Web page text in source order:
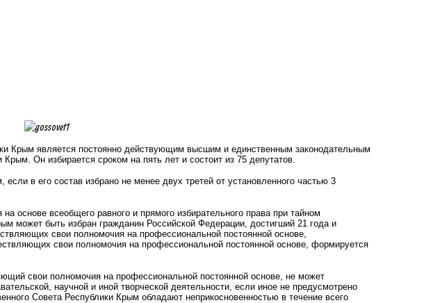
Крым является постоянно действующим высшим и единственным законодательным
Он избирается сроком на пять лет и состоит из 75 депутатов.
в его состав избрано не менее двух третей от установленного частью 3
основе всеобщего равного и прямого избирательного права при тайном
может быть избран гражданин Российской Федерации, достигший 21 года и
свои полномочия на профессиональной постоянной основе,
свои полномочия на профессиональной постоянной основе, формируется
свои полномочия на профессиональной постоянной основе, не может
научной и иной творческой деятельности, если иное не предусмотрено
Совета Республики Крым обладают неприкосновенностью в течение всего